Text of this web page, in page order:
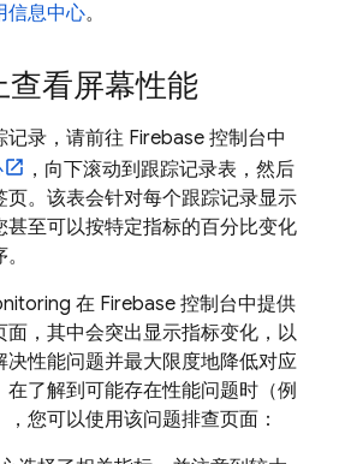
信息中心。
查看屏幕性能
记录，请前往 Firebase 控制台中
，向下滚动到跟踪记录表，然后
页。该表会针对每个跟踪记录显示
甚至可以按特定指标的百分比变化
在 Firebase 控制台中提供
面，其中会突出显示指标变化，以
决性能问题并最大限度地降低对应
在了解到可能存在性能问题时（例
您可以使用该问题排查页面：